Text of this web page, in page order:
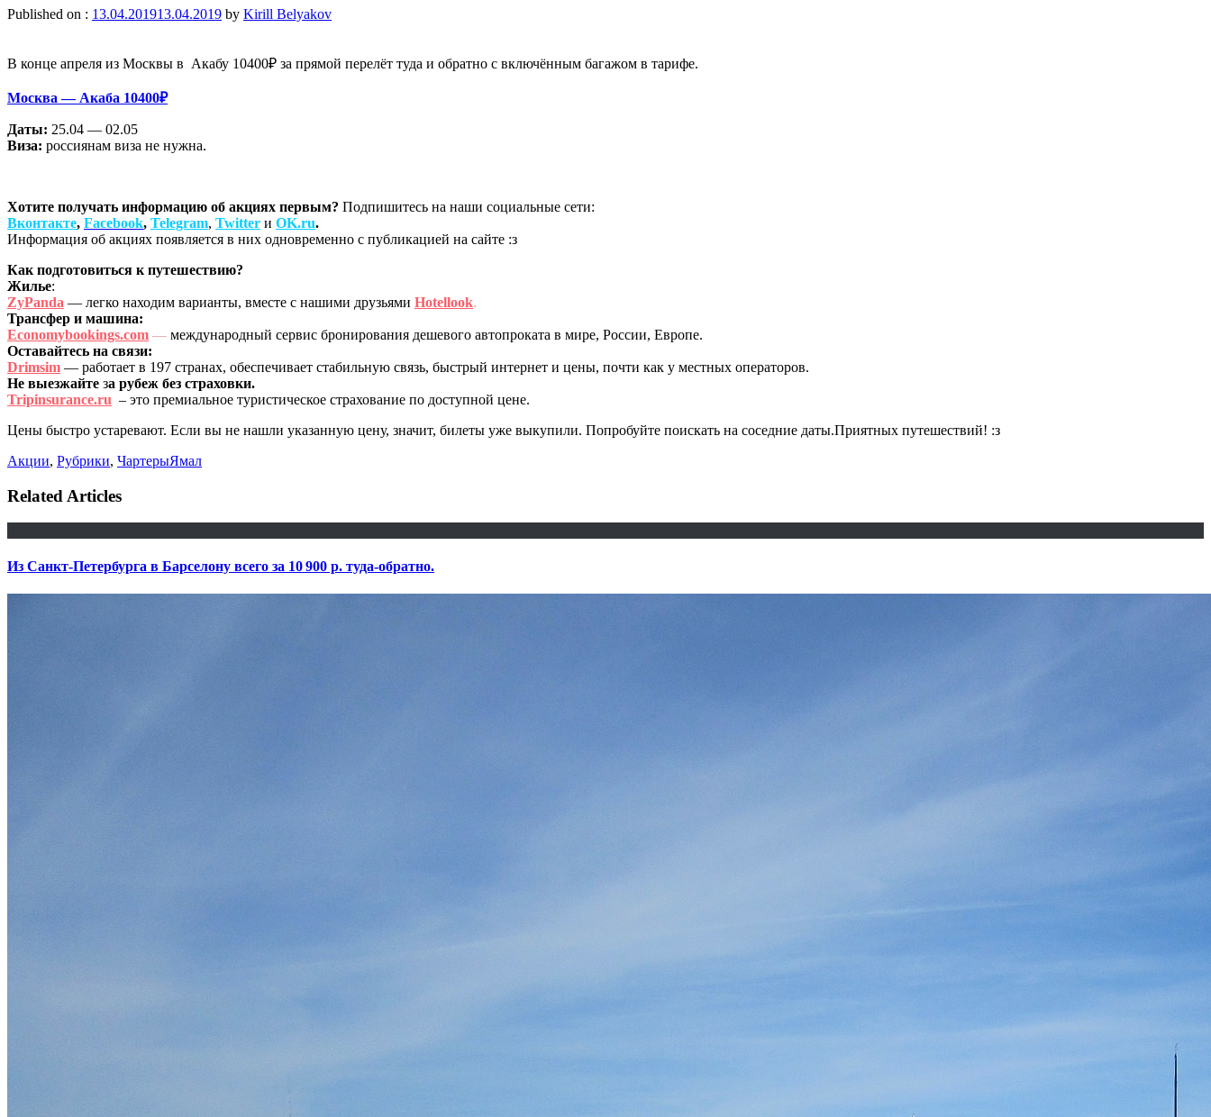
Published on : 13.04.201913.04.2019 by Kirill Belyakov
В конце апреля из Москвы в Акабу 10400₽ за прямой перелёт туда и обратно с включённым багажом в тарифе.
Москва — Акаба 10400₽
Даты: 25.04 — 02.05
Виза: россиянам виза не нужна.
Хотите получать информацию об акциях первым? Подпишитесь на наши социальные сети:
Вконтакте, Facebook, Telegram, Twitter и OK.ru.
Информация об акциях появляется в них одновременно с публикацией на сайте :з
Как подготовиться к путешествию?
Жилье:
ZyPanda — легко находим варианты, вместе с нашими друзьями Hotellook.
Трансфер и машина:
Economybookings.com — международный сервис бронирования дешевого автопроката в мире, России, Европе.
Оставайтесь на связи:
Drimsim — работает в 197 странах, обеспечивает стабильную связь, быстрый интернет и цены, почти как у местных операторов.
Не выезжайте за рубеж без страховки.
Tripinsurance.ru – это премиальное туристическое страхование по доступной цене.
Цены быстро устаревают. Если вы не нашли указанную цену, значит, билеты уже выкупили. Попробуйте поискать на соседние даты.Приятных путешествий! :з
Акции, Рубрики, ЧартерыЯмал
Related Articles
Из Санкт-Петербурга в Барселону всего за 10 900 р. туда-обратно.